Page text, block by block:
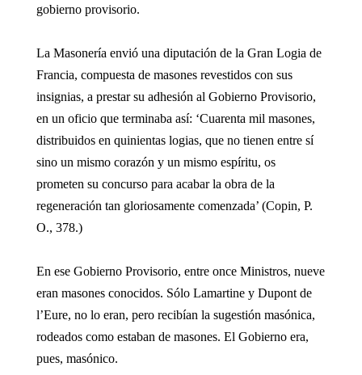
gobierno provisorio.
La Masonería envió una diputación de la Gran Logia de
Francia, compuesta de masones revestidos con sus
insignias, a prestar su adhesión al Gobierno Provisorio,
en un oficio que terminaba así: ‘Cuarenta mil masones,
distribuidos en quinientas logias, que no tienen entre sí
sino un mismo corazón y un mismo espíritu, os
prometen su concurso para acabar la obra de la
regeneración tan gloriosamente comenzada’ (Copin, P.
O., 378.)
En ese Gobierno Provisorio, entre once Ministros, nueve
eran masones conocidos. Sólo Lamartine y Dupont de
l’Eure, no lo eran, pero recibían la sugestión masónica,
rodeados como estaban de masones. El Gobierno era,
pues, masónico.